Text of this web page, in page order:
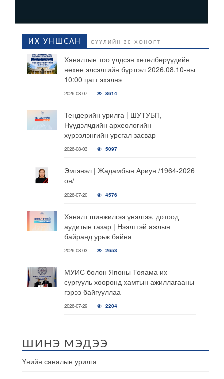
ИХ УНШСАН СҮҮЛИЙН 30 ХОНОГТ
Хяналтын тоо үлдсэн хөтөлбөрүүдийн
нөхөн элсэлтийн бүртгэл 2026.08.10-ны
10:00 цагт эхэлнэ
2026-08-07 8614
Тендерийн урилга | ШУТУБП,
Нүүдэлчдийн археологийн
хүрээлэнгийн урсгал засвар
2026-08-03 5097
Эмгэнэл | Жадамбын Ариун /1964-2026
он/
2026-07-20 4576
Хяналт шинжилгээ үнэлгээ, дотоод
аудитын газар | Нээлттэй ажлын
байранд урьж байна
2026-08-03 2653
МУИС болон Японы Тояама их
сургууль хооронд хамтын ажиллагааны
гэрээ байгууллаа
2026-07-29 2204
ШИНЭ МЭДЭЭ
Үнийн саналын урилга